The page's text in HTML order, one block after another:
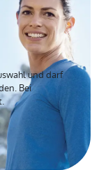
und darf
Bei